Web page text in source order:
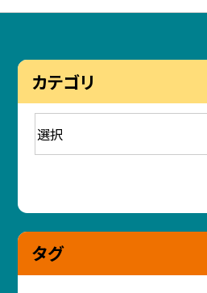
カテゴリ
タグ